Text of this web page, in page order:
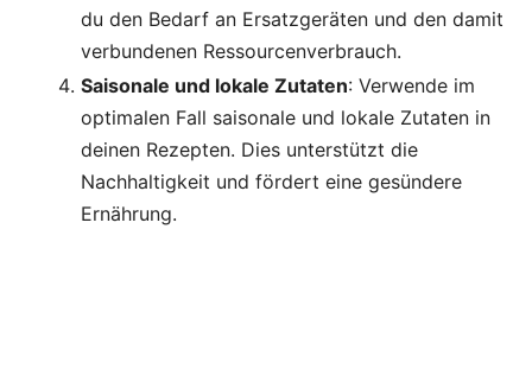
du den Bedarf an Ersatzgeräten und den damit
verbundenen Ressourcenverbrauch.
Saisonale und lokale Zutaten: Verwende im
optimalen Fall saisonale und lokale Zutaten in
deinen Rezepten. Dies unterstützt die
Nachhaltigkeit und fördert eine gesündere
Ernährung.